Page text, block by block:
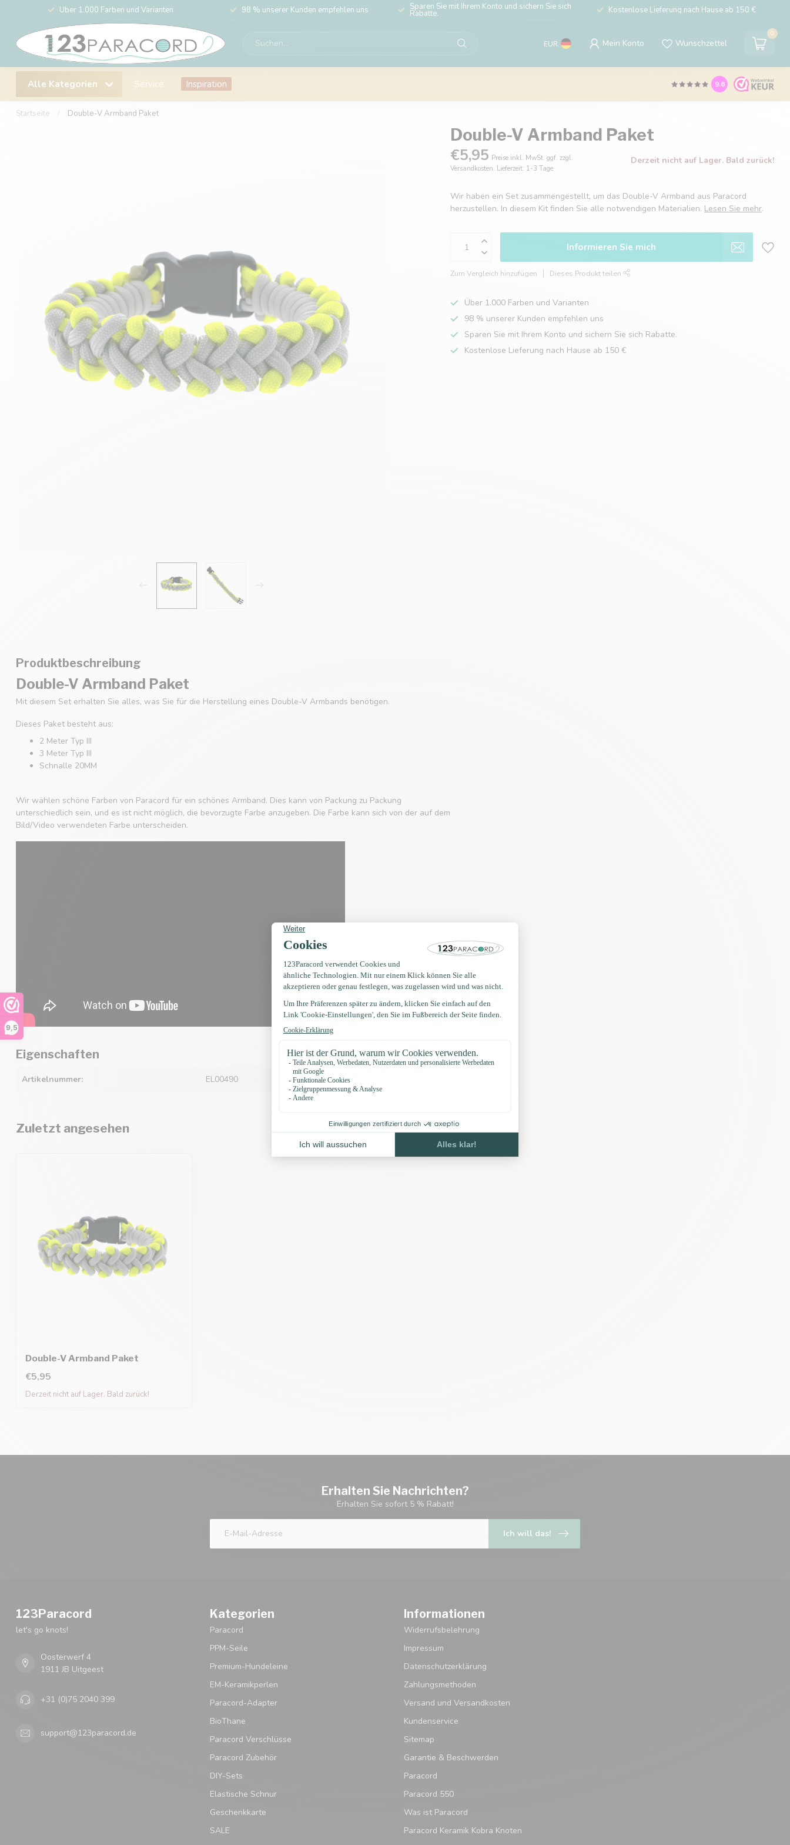
9,5
Über 1.000 Farben und Varianten 98 % unserer Kunden empfehlen uns Sparen Sie mit Ihrem Konto und sichern Sie sich
Rabatte. Kostenlose Lieferung nach Hause ab 150 €
EUR Mein Konto Wunschzettel
0
Alle Kategorien Service Inspiration 9.6
Startseite Double-V Armband Paket
Double-V Armband Paket
€5,95 Preise inkl. MwSt. ggf. zzgl.
Versandkosten. Lieferzeit: 1-3 Tage
Derzeit nicht auf Lager. Bald zurück!
Wir haben ein Set zusammengestellt, um das Double-V Armband aus Paracord
herzustellen. In diesem Kit finden Sie alle notwendigen Materialien. Lesen Sie mehr.
Informieren Sie mich
Zum Vergleich hinzufügen Dieses Produkt teilen
Über 1.000 Farben und Varianten
98 % unserer Kunden empfehlen uns
Sparen Sie mit Ihrem Konto und sichern Sie sich Rabatte.
Kostenlose Lieferung nach Hause ab 150 €
Produktbeschreibung
Double-V Armband Paket
Mit diesem Set erhalten Sie alles, was Sie für die Herstellung eines Double-V Armbands benötigen.
Dieses Paket besteht aus:
2 Meter Typ III
3 Meter Typ III
Schnalle 20MM
Wir wählen schöne Farben von Paracord für ein schönes Armband. Dies kann von Packung zu Packung
unterschiedlich sein, und es ist nicht möglich, die bevorzugte Farbe anzugeben. Die Farbe kann sich von der auf dem
Bild/Video verwendeten Farbe unterscheiden.
Eigenschaften
Artikelnummer: EL00490
Zuletzt angesehen
Double-V Armband Paket
€5,95
Derzeit nicht auf Lager. Bald zurück!
Erhalten Sie Nachrichten?
Erhalten Sie sofort 5 % Rabatt!
Ich will das!
123Paracord
let's go knots!
Oosterwerf 4
1911 JB Uitgeest
+31 (0)75 2040 399
support@123paracord.de
Kategorien
Paracord
PPM-Seile
Premium-Hundeleine
EM-Keramikperlen
Paracord-Adapter
BioThane
Paracord Verschlüsse
Paracord Zubehör
DIY-Sets
Elastische Schnur
Geschenkkarte
SALE
Informationen
Widerrufsbelehrung
Impressum
Datenschutzerklärung
Zahlungsmethoden
Versand und Versandkosten
Kundenservice
Sitemap
Garantie & Beschwerden
Paracord
Paracord 550
Was ist Paracord
Paracord Keramik Kobra Knoten